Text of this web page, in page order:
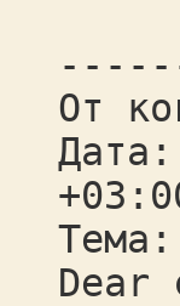
От
Dear